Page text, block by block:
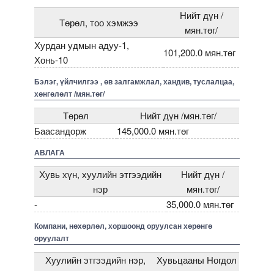
Төрөл, тоо хэмжээ
Нийт дүн /
мян.төг/
Хурдан удмын адуу-1,
Хонь-10
101,200.0 мян.төг
Бэлэг, үйлчилгээ , өв залгамжлал, хандив, туслалцаа,
хөнгөлөлт /мян.төг/
Төрөл
Нийт дүн /мян.төг/
Баасандорж
145,000.0 мян.төг
АВЛАГА
Хувь хүн, хуулийн этгээдийн
нэр
Нийт дүн /
мян.төг/
-
35,000.0 мян.төг
Компани, нөхөрлөл, хоршоонд оруулсан хөрөнгө
оруулалт
Хуулийн этгээдийн нэр,
Хувьцааны Ногдол